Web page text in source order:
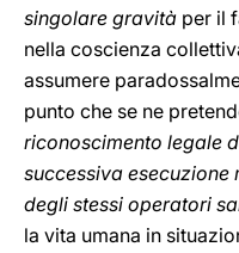
singolare gravità per il
nella coscienza
assumere
punto che se ne
riconoscimento legale
successiva
degli stessi operatori
la vita umana in